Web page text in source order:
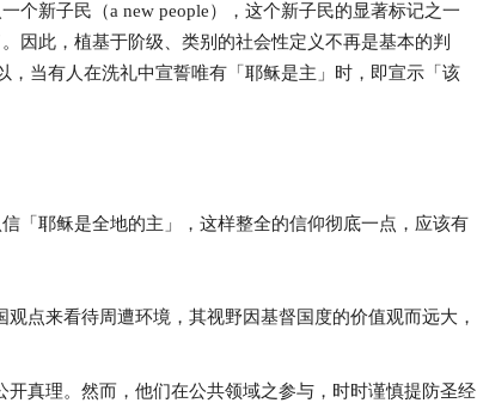
个新子民（a new people），这个新子民的显著标记之一
因此，植基于阶级、类别的社会性定义不再是基本的判
，当有人在洗礼中宣誓唯有「耶稣是主」时，即宣示「该
「耶稣是全地的主」，这样整全的信仰彻底一点，应该有
点来看待周遭环境，其视野因基督国度的价值观而远大，
真理。然而，他们在公共领域之参与，时时谨慎提防圣经